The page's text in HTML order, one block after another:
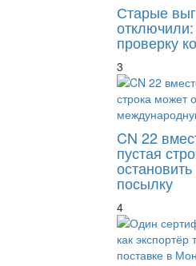
Старые
отключили:
проверку
3
CN 22
пустая
посылку
4